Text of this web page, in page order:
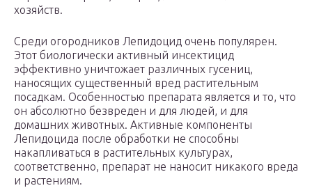
хозяйств.
Среди огородников Лепидоцид очень популярен.
Этот биологически активный инсектицид
эффективно уничтожает различных гусениц,
наносящих существенный вред растительным
посадкам. Особенностью препарата является и то, что
он абсолютно безвреден и для людей, и для
домашних животных. Активные компоненты
Лепидоцида после обработки не способны
накапливаться в растительных культурах,
соответственно, препарат не наносит никакого вреда
и растениям.